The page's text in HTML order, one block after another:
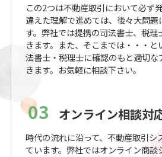
この2つは不動産取引において必ず
違えた理解で進めては、後々大問題
す。弊社では提携の司法書士、税理
きます。また、そこまでは・・・と
法書士・税理士に確認のもと適切
きます。お気軽に相談下さい。
03 オンライン相談対
時代の流れに沿って、不動産取引シ
ています。弊社ではオンライン商談